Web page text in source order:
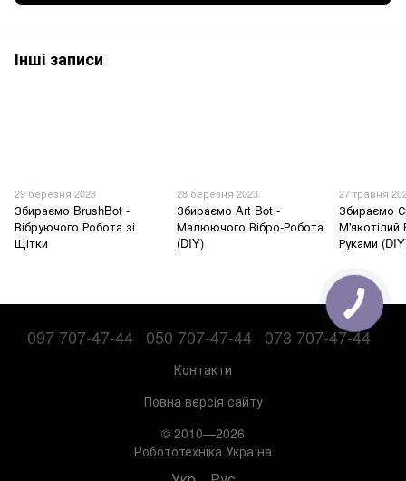
Інші записи
29 березня 2023
Збираємо BrushBot -
Вібруючого Робота зі
Щітки
28 березня 2023
Збираємо Art Bot -
Малюючого Вібро-Робота
(DIY)
27 травня
Збираємо
М'якотілий
Руками
097 707-47-44 050 707-47-44 073 707-47-44
Контакти
Повна версія сайту
© 2010—2026
Робототехніка Україна